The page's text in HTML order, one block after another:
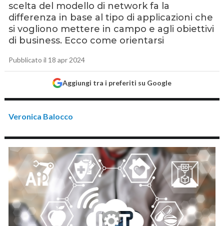
scelta del modello di network fa la
differenza in base al tipo di applicazioni che
si vogliono mettere in campo e agli obiettivi
di business. Ecco come orientarsi
Pubblicato il 18 apr 2024
Aggiungi tra i preferiti su Google
Veronica Balocco